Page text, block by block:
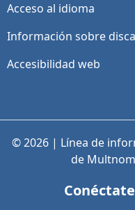
Acceso al idioma
Información sobre
Accesibilidad web
© 2026 | Línea de
de
Conéctate